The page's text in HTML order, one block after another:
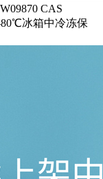
CAS
80℃冰箱中冷冻保